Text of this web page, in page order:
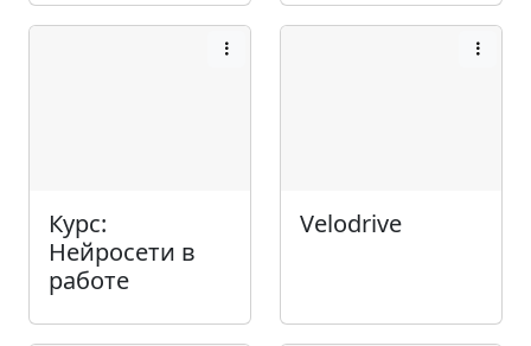
Курс:
Нейросети в
работе
Velodrive